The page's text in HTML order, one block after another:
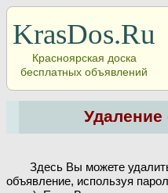
KrasDos.Ru
Красноярская доска
бесплатных объявлений
Здесь Вы можете
объявление, используя